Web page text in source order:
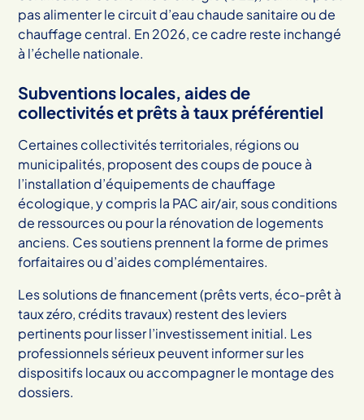
pas alimenter le circuit d’eau chaude sanitaire ou de
chauffage central. En 2026, ce cadre reste inchangé
à l’échelle nationale.
Subventions locales, aides de
collectivités et prêts à taux préférentiel
Certaines collectivités territoriales, régions ou
municipalités, proposent des coups de pouce à
l’installation d’équipements de chauffage
écologique, y compris la PAC air/air, sous conditions
de ressources ou pour la rénovation de logements
anciens. Ces soutiens prennent la forme de primes
forfaitaires ou d’aides complémentaires.
Les solutions de financement (prêts verts, éco-prêt à
taux zéro, crédits travaux) restent des leviers
pertinents pour lisser l’investissement initial. Les
professionnels sérieux peuvent informer sur les
dispositifs locaux ou accompagner le montage des
dossiers.